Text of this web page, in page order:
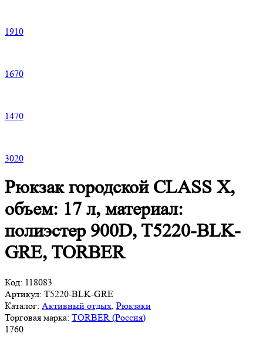
1910
1670
1470
3020
Рюкзак городской CLASS X,
объем: 17 л, материал:
полиэстер 900D, T5220-BLK-
GRE, TORBER
Код: 118083
Артикул: T5220-BLK-GRE
Каталог: Активный отдых Рюкзаки
Торговая марка: TORBER (Россия)
1760